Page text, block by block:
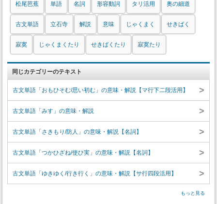
松尾芭蕉 単語 名詞 形容動詞 タリ活用 奥の細道
古文単語 立石寺 解説 意味 じゃくまく せきばく
寂寞 じゃくまくたり せきばくたり 寂寞たり
同じカテゴリーのテキスト
古文単語「おもひそむ/思い初む」の意味・解説【マ行下二段活用】 >
古文単語「みす」の意味・解説 >
古文単語「さきもり/防人」の意味・解説【名詞】 >
古文単語「つかひざね/使ひ実」の意味・解説【名詞】 >
古文単語「ゆきゆく/行き行く」の意味・解説【サ行四段活用】 >
もっと見る